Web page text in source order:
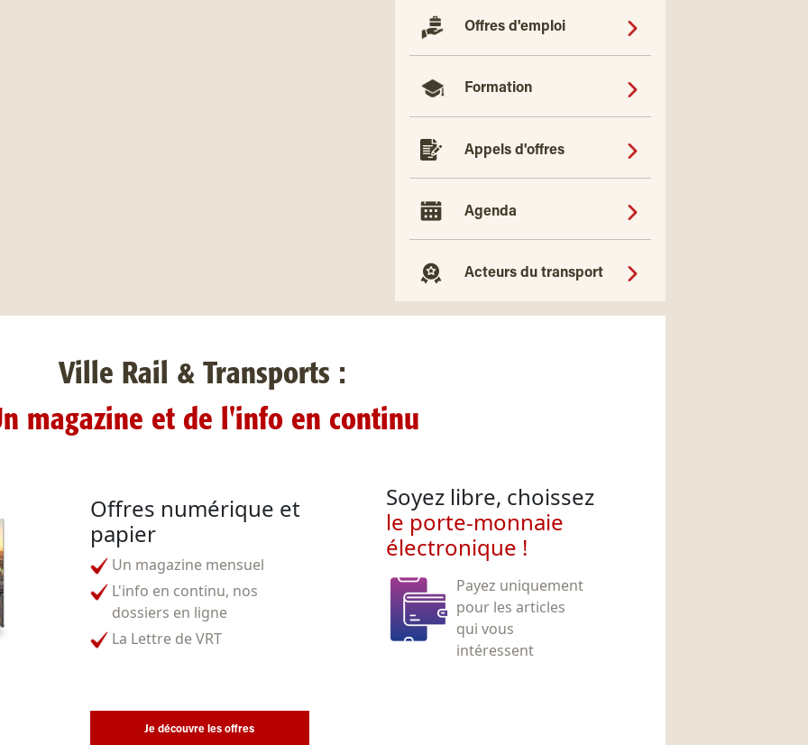
Offres d'emploi
Formation
Appels d'offres
Agenda
Acteurs du transport
Ville Rail & Transports :
magazine et de l'info en continu
Offres numérique et
papier
Un magazine mensuel
L'info en continu, nos
dossiers en ligne
La Lettre de VRT
Soyez libre, choissez
le porte-monnaie
électronique !
Payez uniquement
pour les articles
qui vous
intéressent
Je découvre les offres